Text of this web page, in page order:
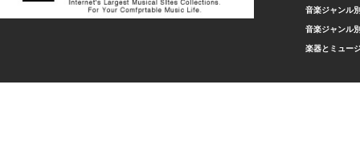
音楽ジャンル
音楽ジャンル
楽器とミュー